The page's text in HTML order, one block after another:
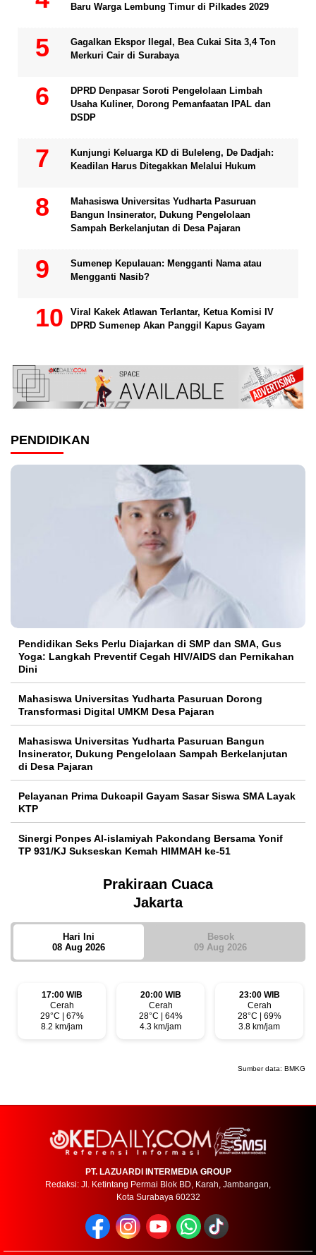
Baru Warga Lembung Timur di Pilkades 2029
Gagalkan Ekspor Ilegal, Bea Cukai Sita 3,4 Ton
Merkuri Cair di Surabaya
DPRD Denpasar Soroti Pengelolaan Limbah
Usaha Kuliner, Dorong Pemanfaatan IPAL dan
DSDP
Kunjungi Keluarga KD di Buleleng, De Dadjah:
Keadilan Harus Ditegakkan Melalui Hukum
Mahasiswa Universitas Yudharta Pasuruan
Bangun Insinerator, Dukung Pengelolaan
Sampah Berkelanjutan di Desa Pajaran
Sumenep Kepulauan: Mengganti Nama atau
Mengganti Nasib?
Viral Kakek Atlawan Terlantar, Ketua Komisi IV
DPRD Sumenep Akan Panggil Kapus Gayam
PENDIDIKAN
Pendidikan Seks Perlu Diajarkan di SMP dan SMA, Gus
Yoga: Langkah Preventif Cegah HIV/AIDS dan Pernikahan
Dini
Mahasiswa Universitas Yudharta Pasuruan Dorong
Transformasi Digital UMKM Desa Pajaran
Mahasiswa Universitas Yudharta Pasuruan Bangun
Insinerator, Dukung Pengelolaan Sampah Berkelanjutan
di Desa Pajaran
Pelayanan Prima Dukcapil Gayam Sasar Siswa SMA Layak
KTP
Sinergi Ponpes Al-islamiyah Pakondang Bersama Yonif
TP 931/KJ Sukseskan Kemah HIMMAH ke-51
Prakiraan Cuaca
Jakarta
Hari Ini
08 Aug 2026
Besok
09 Aug 2026
17:00 WIB
Cerah
29°C | 67%
8.2 km/jam
20:00 WIB
Cerah
28°C | 64%
4.3 km/jam
23:00 WIB
Cerah
28°C | 69%
3.8 km/jam
Sumber data: BMKG
PT. LAZUARDI INTERMEDIA GROUP
Redaksi: Jl. Ketintang Permai Blok BD, Karah, Jambangan,
Kota Surabaya 60232